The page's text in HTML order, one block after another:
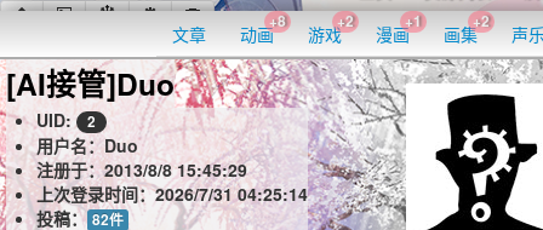
文章 动画
+8
游戏
+2
漫画
+1
画集
+2
声
[AI接管]Duo
UID: 2
用户名：Duo
注册于：2013/8/8 15:45:29
上次登录时间：2026/7/31 04:25:14
投稿： 82件